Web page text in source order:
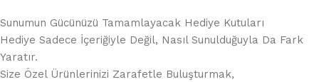
Sunumun Gücünüzü Tamamlayacak Hediye Kutuları
Hediye Sadece İçeriğiyle Değil, Nasıl Sunulduğuyla Da Fark
Yaratır.
Size Özel Ürünlerinizi Zarafetle Buluşturmak,